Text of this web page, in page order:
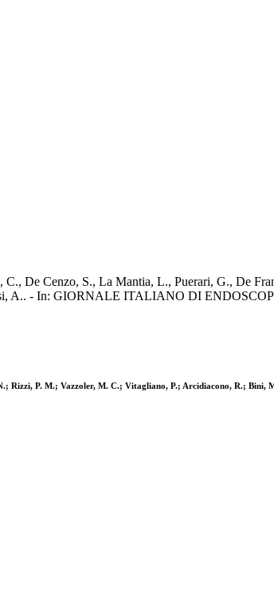
De Cenzo, S., La Mantia, L., Puerari, G., De
A.. - In: GIORNALE ITALIANO DI
P. M.; Vazzoler, M. C.; Vitagliano, P.; Arcidiacono, R.; Bini,